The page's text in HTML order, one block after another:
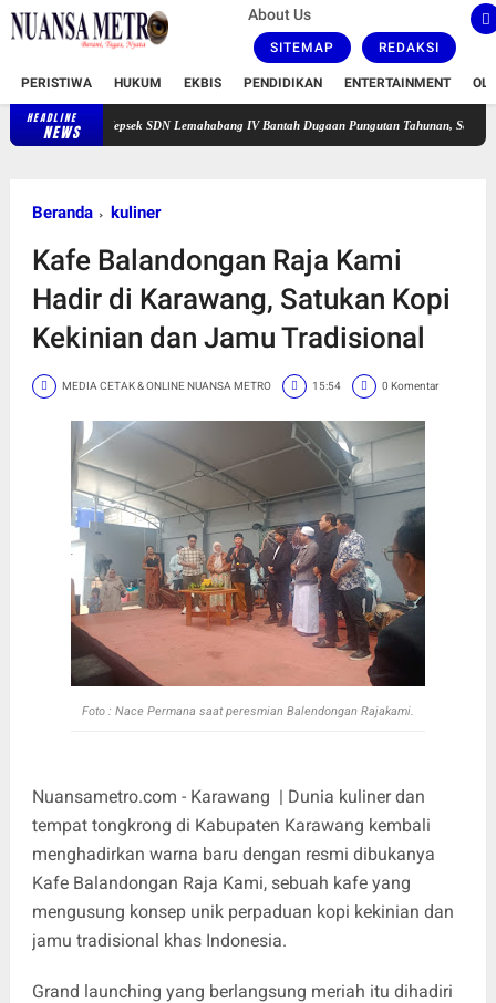
About Us
SITEMAP REDAKSI
PERISTIWA HUKUM EKBIS PENDIDIKAN ENTERTAINMENT
HEADLINE
NEWS
Kepsek SDN Lemahabang IV Bantah Dugaan Pungutan Tahunan, Sebut Dana
Beranda kuliner
Kafe Balandongan Raja Kami
Hadir di Karawang, Satukan Kopi
Kekinian dan Jamu Tradisional
MEDIA CETAK & ONLINE NUANSA METRO 15:54 0 Komentar
Foto : Nace Permana saat peresmian Balendongan Rajakami.
Nuansametro.com - Karawang | Dunia kuliner dan
tempat tongkrong di Kabupaten Karawang kembali
menghadirkan warna baru dengan resmi dibukanya
Kafe Balandongan Raja Kami, sebuah kafe yang
mengusung konsep unik perpaduan kopi kekinian dan
jamu tradisional khas Indonesia.
Grand launching yang berlangsung meriah itu dihadiri